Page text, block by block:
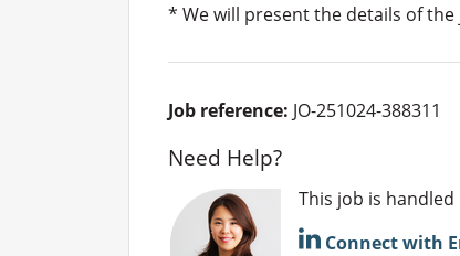
* We will present the details of
Job reference: JO-251024-388311
Need Help?
This job is handled
Connect with